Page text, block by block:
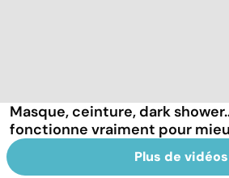
Masque, ceinture, dark
fonctionne vraiment pour
Plus de vidéos